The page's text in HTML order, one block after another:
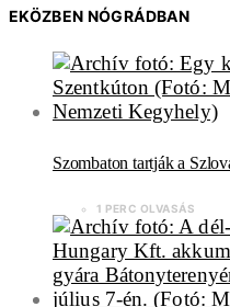
EKÖZBEN NÓGRÁDBAN
Szombaton tartják a
1 PERC OLVASÁS